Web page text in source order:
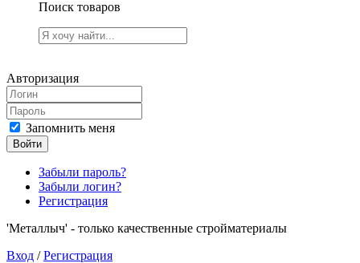
Поиск товаров
Авторизация
Запомнить меня
Войти
Забыли пароль?
Забыли логин?
Регистрация
'Металлыч' - только качественные стройматериалы
Вход /Регистрация